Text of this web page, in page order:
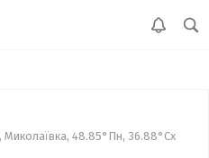
Миколаївка, 48.85°Пн, 36.88°Сх